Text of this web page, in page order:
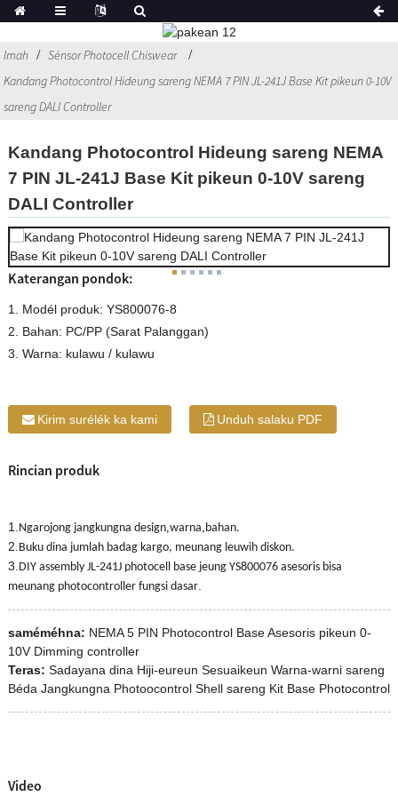
Imah
Sénsor Photocell Chiswear
Kandang Photocontrol Hideung sareng NEMA 7 PIN JL-241J Base Kit pikeun 0-10V
sareng DALI Controller
Kandang Photocontrol Hideung sareng NEMA
7 PIN JL-241J Base Kit pikeun 0-10V sareng
DALI Controller
Katerangan pondok:
1. Modél produk: YS800076-8
2. Bahan: PC/PP (Sarat Palanggan)
3. Warna: kulawu / kulawu
Kirim surélék ka kami Unduh salaku PDF
Rincian produk
1 Ngarojong jangkungna design, warna bahan.
2 Buku dina jumlah badag kargo, meunang leuwih diskon.
3 DIY assembly JL-241J photocell base jeung YS800076 asesoris bisa
meunang photocontroller fungsi dasar.
saméméhna: NEMA 5 PIN Photocontrol Base Asesoris pikeun 0-
10V Dimming controller
Teras: Sadayana dina Hiji-eureun Sesuaikeun Warna-warni sareng
Béda Jangkungna Photoocontrol Shell sareng Kit Base Photocontrol
Video